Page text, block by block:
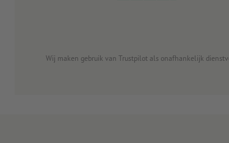
Wij maken gebruik van Trustpilot als onafhankelijk